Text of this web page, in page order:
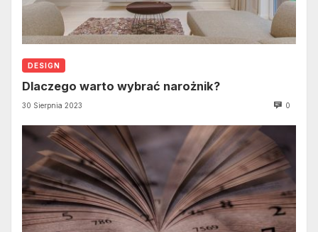
DESIGN
Dlaczego warto wybrać narożnik?
30 Sierpnia 2023 0